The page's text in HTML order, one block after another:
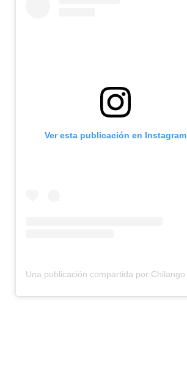
Ver esta publicación en Instagram